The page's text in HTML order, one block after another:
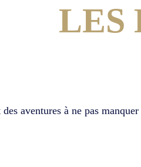
LES
aventures à ne pas manquer